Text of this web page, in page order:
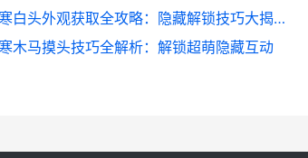
逆水寒白头外观获取全攻略：隐藏解锁技巧大揭秘
木马摸头技巧全解析：解锁超萌隐藏互动